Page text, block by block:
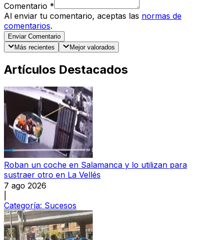
Comentario *
Al enviar tu comentario, aceptas las normas de
comentarios.
Enviar Comentario
Más recientes
Mejor valorados
Artículos Destacados
Roban un coche en Salamanca y lo utilizan para
sustraer otro en La Vellés
7 ago 2026
Categoría: Sucesos